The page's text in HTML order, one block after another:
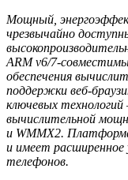
Мощный,
чрезвычайно
ARM v6/7-
обеспечения
поддержки веб-
ключевых
вычислительной
и WMMX2.
и имеет расширенное
телефонов.